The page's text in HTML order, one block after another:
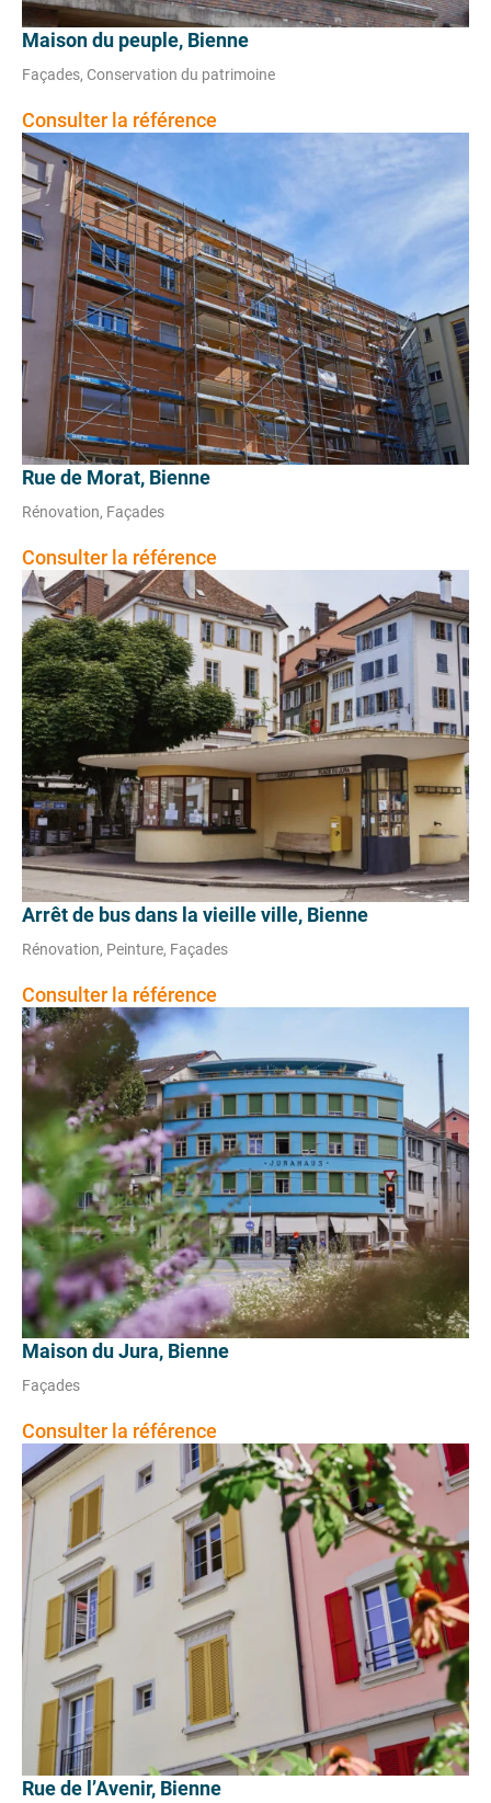
Maison du peuple, Bienne
Façades, Conservation du patrimoine
Consulter la référence
Rue de Morat, Bienne
Rénovation, Façades
Consulter la référence
Arrêt de bus dans la vieille ville, Bienne
Rénovation, Peinture, Façades
Consulter la référence
Maison du Jura, Bienne
Façades
Consulter la référence
Rue de l’Avenir, Bienne